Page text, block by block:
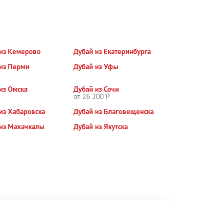
Кемерово
Дубай из Екатеринбурга
Перми Дубай из Уфы
Омска Дубай из Сочи
от 26 200 Р
Хабаровска
Дубай из Благовещенска
Махачкалы
Дубай из Якутска